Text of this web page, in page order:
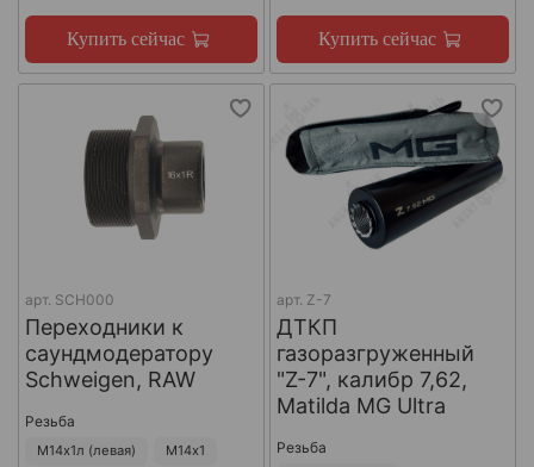
Купить сейчас Купить сейчас
арт. SCH000
Переходники к
саундмодератору
Schweigen, RAW
Резьба
М14х1л (левая) М14х1
арт. Z-7
ДТКП
газоразгруженный
"Z-7", калибр 7,62,
Matilda MG Ultra
Резьба